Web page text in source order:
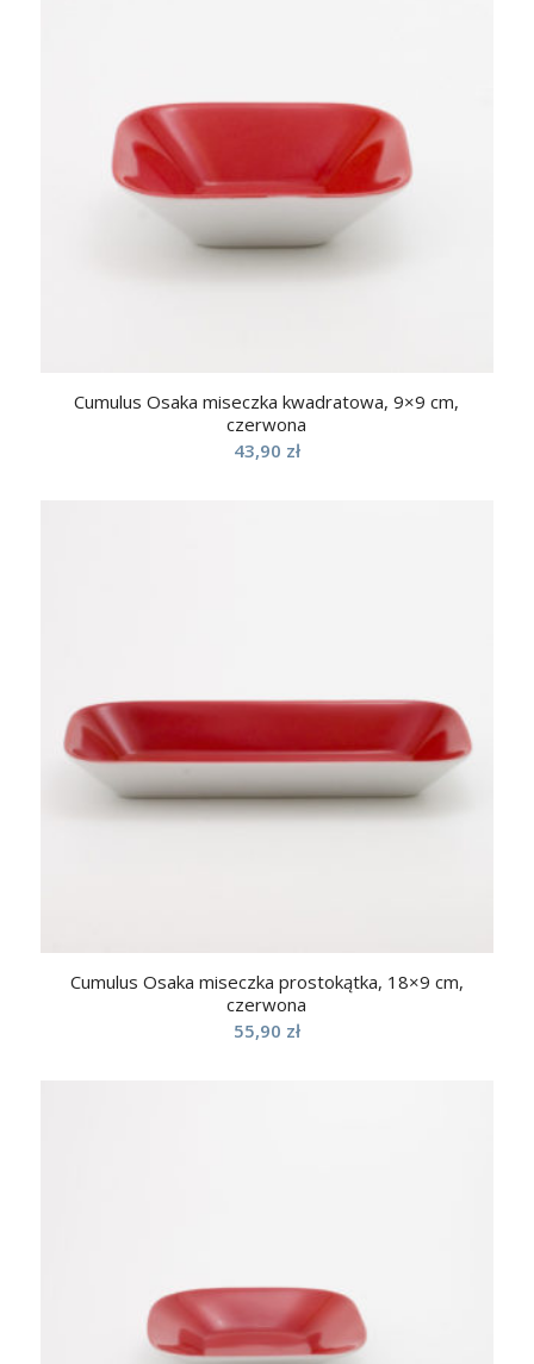
Cumulus Osaka miseczka kwadratowa, 9×9 cm,
czerwona
43,90 zł
Cumulus Osaka miseczka prostokątka, 18×9 cm,
czerwona
55,90 zł